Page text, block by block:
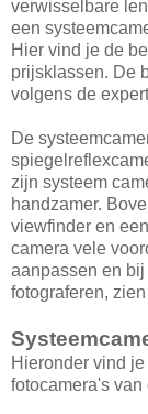
verwisselbare
een
Hier vind je de
prijsklassen. De
volgens de
De
zijn systeem
handzamer.
viewfinder en
camera vele
aanpassen en
fotograferen,
Hieronder vind
fotocamera's van